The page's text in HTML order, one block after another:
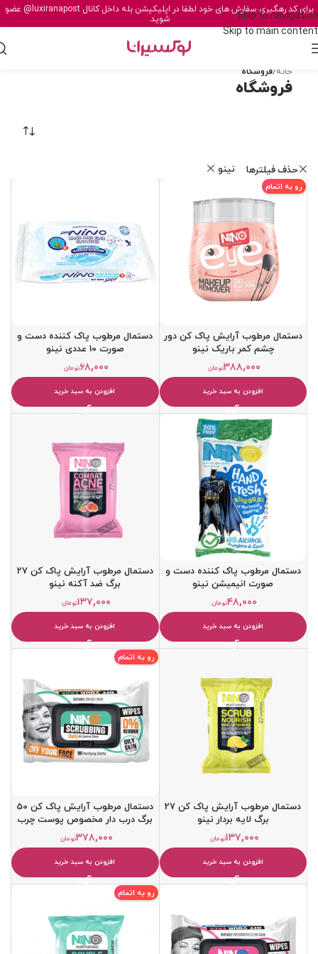
Skip to navigation
Skip to main content
برای کد رهگیری سفارش های خود لطفا در اپلیکیشن بله داخل کانال@luxiranapost عضو
شوید.
خانه/فروشگاه
فروشگاه
حذف فیلترها نینو
رو به اتمام
دستمال مرطوب آرايش پاک کن دور
چشم کمر باريک نینو
تومان۳۸۸,۰۰۰
افزودن به سبد خرید
دستمال مرطوب پاک کننده دست و
صورت 10 عددی نینو
تومان۶۸,۰۰۰
افزودن به سبد خرید
دستمال مرطوب پاک کننده دست و
صورت انيميشن نینو
تومان۴۸,۰۰۰
افزودن به سبد خرید
دستمال مرطوب آرايش پاک کن 27
برگ ضد آکنه نینو
تومان۱۳۷,۰۰۰
افزودن به سبد خرید
دستمال مرطوب آرايش پاک کن 27
برگ لايه بردار نینو
تومان۱۳۷,۰۰۰
افزودن به سبد خرید
رو به اتمام
دستمال مرطوب آرايش پاک کن 50
برگ درب دار مخصوص پوست چرب
نینوتومان۳۷۸,۰۰۰
افزودن به سبد خرید
رو به اتمام